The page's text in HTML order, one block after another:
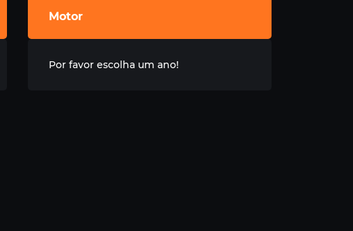
Motor
Por favor escolha um ano!